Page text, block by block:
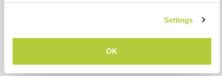
Settings
OK
Número de referencia de anfitrión: 534236418752
Seguridad Web